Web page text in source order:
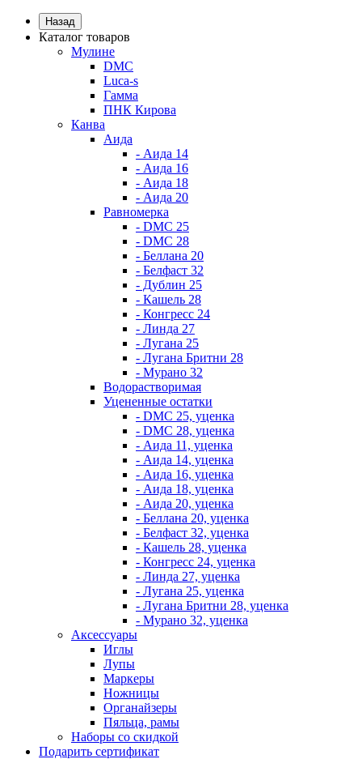
Назад
Каталог товаров
Мулине
DMC
Luca-s
Гамма
ПНК Кирова
Канва
Аида
- Аида 14
- Аида 16
- Аида 18
- Аида 20
Равномерка
- DMC 25
- DMC 28
- Беллана 20
- Белфаст 32
- Дублин 25
- Кашель 28
- Конгресс 24
- Линда 27
- Лугана 25
- Лугана Бритни 28
- Мурано 32
Водорастворимая
Уцененные остатки
- DMC 25, уценка
- DMC 28, уценка
- Аида 11, уценка
- Аида 14, уценка
- Аида 16, уценка
- Аида 18, уценка
- Аида 20, уценка
- Беллана 20, уценка
- Белфаст 32, уценка
- Кашель 28, уценка
- Конгресс 24, уценка
- Линда 27, уценка
- Лугана 25, уценка
- Лугана Бритни 28, уценка
- Мурано 32, уценка
Аксессуары
Иглы
Лупы
Маркеры
Ножницы
Органайзеры
Пяльца, рамы
Наборы со скидкой
Подарить сертификат